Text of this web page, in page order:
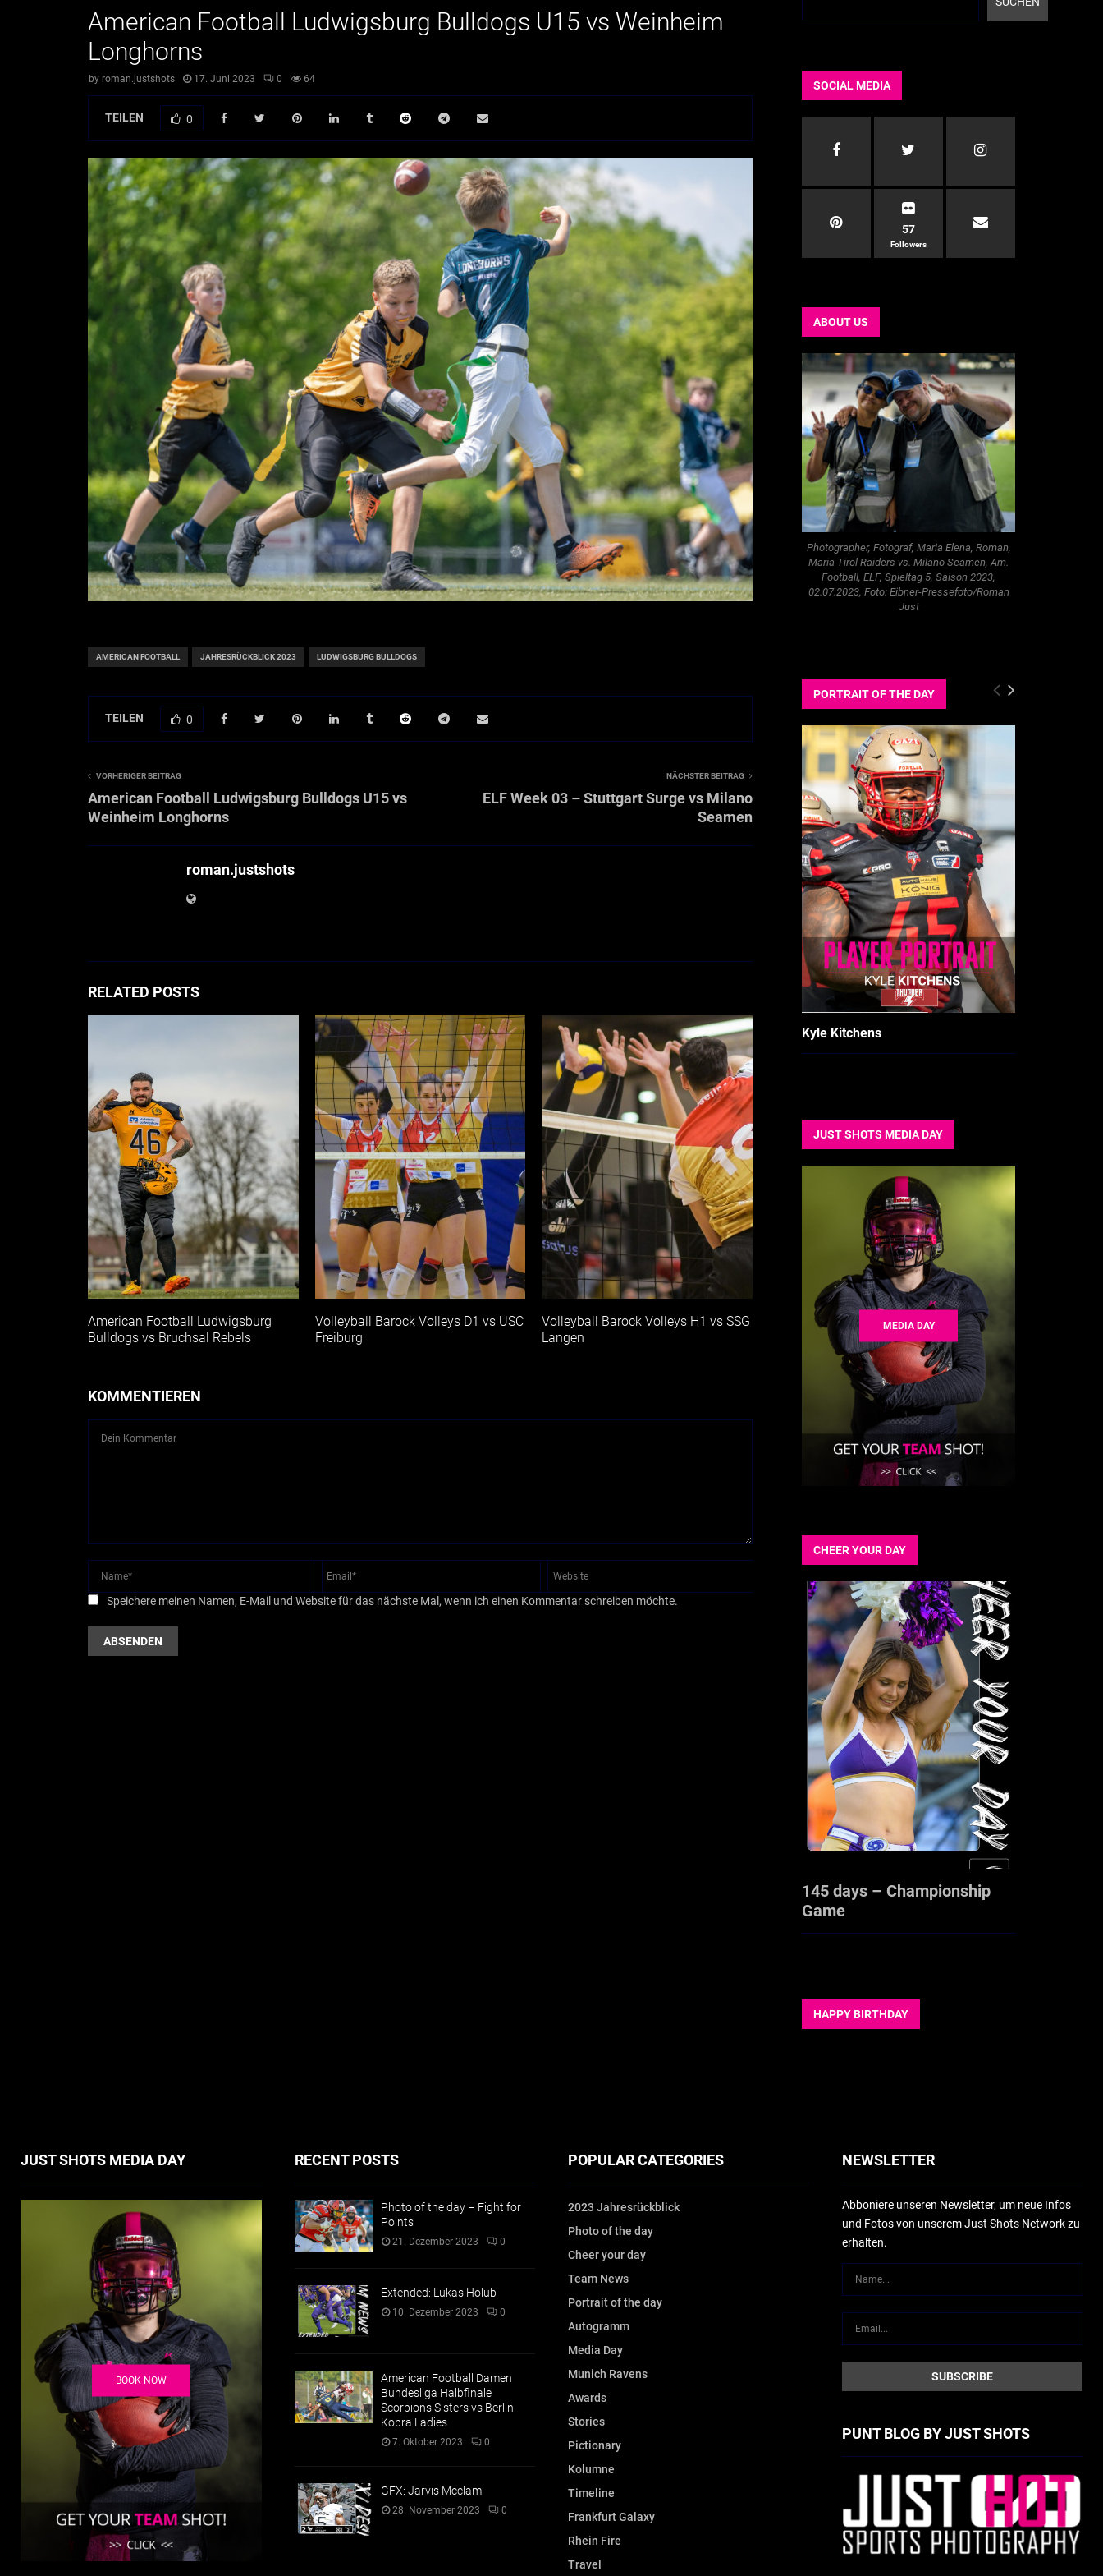
American Football Ludwigsburg Bulldogs U15 vs Weinheim
Longhorns
by roman.justshots 17. Juni 2023 0 64
TEILEN 0
AMERICAN FOOTBALL JAHRESRÜCKBLICK 2023 LUDWIGSBURG BULLDOGS
TEILEN 0
VORHERIGER BEITRAG
American Football Ludwigsburg Bulldogs U15 vs
Weinheim Longhorns
NÄCHSTER BEITRAG
ELF Week 03 – Stuttgart Surge vs Milano
Seamen
roman.justshots
RELATED POSTS
American Football Ludwigsburg
Bulldogs vs Bruchsal Rebels
Volleyball Barock Volleys D1 vs USC
Freiburg
Volleyball Barock Volleys H1 vs SSG
Langen
KOMMENTIEREN
Speichere meinen Namen, E-Mail und Website für das nächste Mal, wenn ich einen Kommentar schreiben möchte.
SOCIAL MEDIA
57
Followers
ABOUT US
Photographer, Fotograf, Maria Elena, Roman,
Maria Tirol Raiders vs. Milano Seamen, Am.
Football, ELF, Spieltag 5, Saison 2023,
02.07.2023, Foto: Eibner-Pressefoto/Roman
Just
PORTRAIT OF THE DAY
Kyle Kitchens
JUST SHOTS MEDIA DAY
MEDIA DAY
CHEER YOUR DAY
145 days – Championship
Game
HAPPY BIRTHDAY
JUST SHOTS MEDIA DAY
BOOK NOW
RECENT POSTS
Photo of the day – Fight for
Points
21. Dezember 2023 0
Extended: Lukas Holub
10. Dezember 2023 0
American Football Damen
Bundesliga Halbfinale
Scorpions Sisters vs Berlin
Kobra Ladies
7. Oktober 2023 0
GFX: Jarvis Mcclam
28. November 2023 0
POPULAR CATEGORIES
2023 Jahresrückblick
Photo of the day
Cheer your day
Team News
Portrait of the day
Autogramm
Media Day
Munich Ravens
Awards
Stories
Pictionary
Kolumne
Timeline
Frankfurt Galaxy
Rhein Fire
Travel
NEWSLETTER
Abboniere unseren Newsletter, um neue Infos
und Fotos von unserem Just Shots Network zu
erhalten.
PUNT BLOG BY JUST SHOTS